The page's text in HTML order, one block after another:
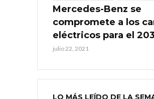
Mercedes-Benz se
compromete a los
eléctricos para el
julio 22, 2021
LO MÁS LEÍDO DE LA